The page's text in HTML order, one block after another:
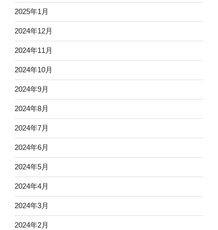
2025年1月
2024年12月
2024年11月
2024年10月
2024年9月
2024年8月
2024年7月
2024年6月
2024年5月
2024年4月
2024年3月
2024年2月